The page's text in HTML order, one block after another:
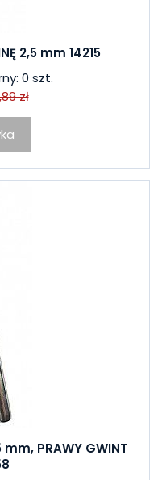
2,5 mm 14215
0 szt.
zł
mm, PRAWY GWINT